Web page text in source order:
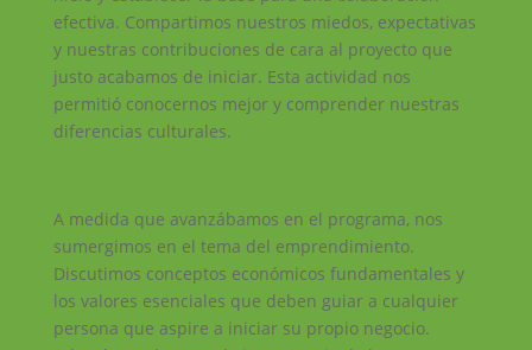
efectiva. Compartimos nuestros miedos, expectativas
y nuestras contribuciones de cara al proyecto que
justo acabamos de iniciar. Esta actividad nos
permitió conocernos mejor y comprender nuestras
diferencias culturales.
A medida que avanzábamos en el programa, nos
sumergimos en el tema del emprendimiento.
Discutimos conceptos económicos fundamentales y
los valores esenciales que deben guiar a cualquier
persona que aspire a iniciar su propio negocio.